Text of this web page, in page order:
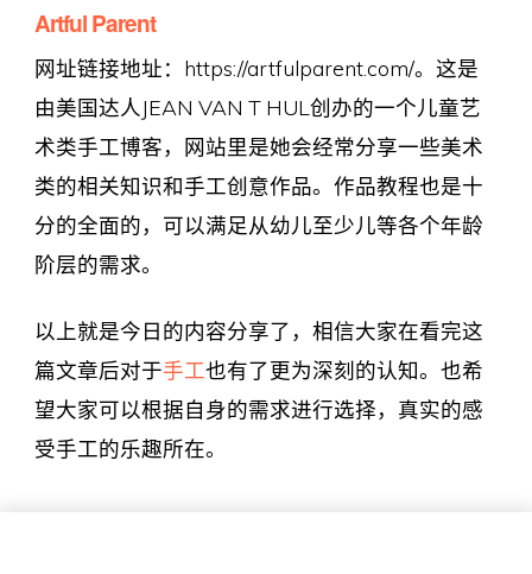
Artful Parent
网址链接地址：https://artfulparent.com/。这是
由美国达人JEAN VAN T HUL创办的一个儿童艺
术类手工博客，网站里是她会经常分享一些美术
类的相关知识和手工创意作品。作品教程也是十
分的全面的，可以满足从幼儿至少儿等各个年龄
阶层的需求。
以上就是今日的内容分享了，相信大家在看完这
篇文章后对于手工也有了更为深刻的认知。也希
望大家可以根据自身的需求进行选择，真实的感
受手工的乐趣所在。